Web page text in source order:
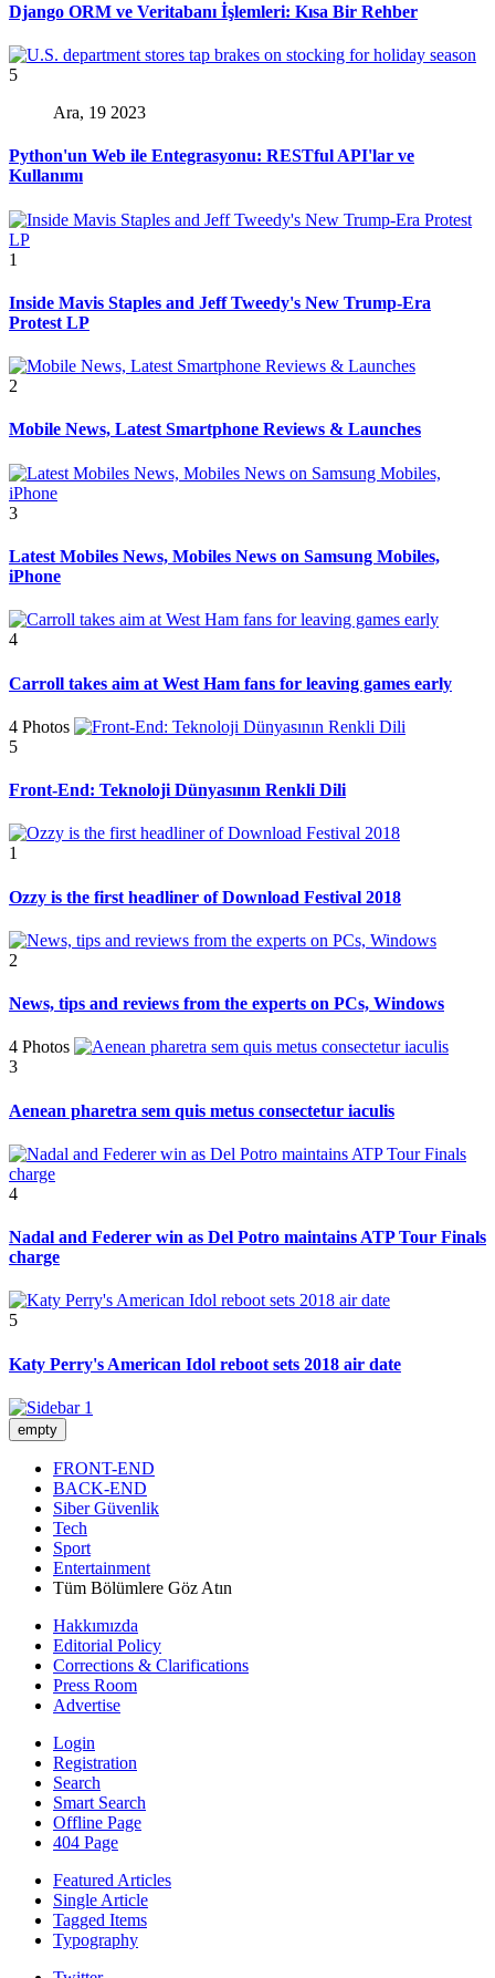
Django ORM ve Veritabanı İşlemleri: Kısa Bir Rehber
5
Ara, 19 2023
Python'un Web ile Entegrasyonu: RESTful API'lar ve
Kullanımı
1
Inside Mavis Staples and Jeff Tweedy's New Trump-Era
Protest LP
2
Mobile News, Latest Smartphone Reviews & Launches
3
Latest Mobiles News, Mobiles News on Samsung Mobiles,
iPhone
4
Carroll takes aim at West Ham fans for leaving games early
4 Photos
5
Front-End: Teknoloji Dünyasının Renkli Dili
1
Ozzy is the first headliner of Download Festival 2018
2
News, tips and reviews from the experts on PCs, Windows
4 Photos
3
Aenean pharetra sem quis metus consectetur iaculis
4
Nadal and Federer win as Del Potro maintains ATP Tour Finals
charge
5
Katy Perry's American Idol reboot sets 2018 air date
empty
FRONT-END
BACK-END
Siber Güvenlik
Tech
Sport
Entertainment
Tüm Bölümlere Göz Atın
Hakkımızda
Editorial Policy
Corrections & Clarifications
Press Room
Advertise
Login
Registration
Search
Smart Search
Offline Page
404 Page
Featured Articles
Single Article
Tagged Items
Typography